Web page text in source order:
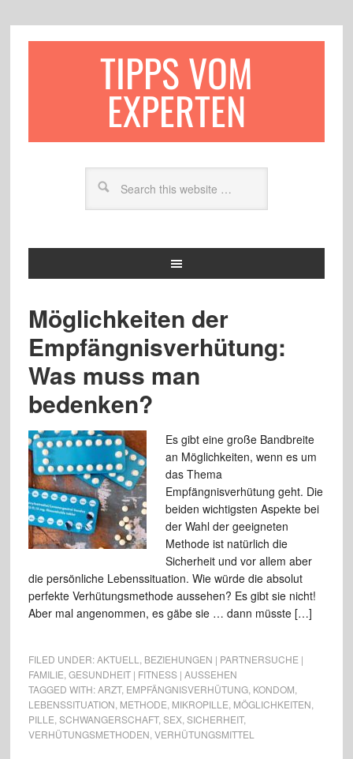
TIPPS VOM
EXPERTEN
Möglichkeiten der
Empfängnisverhütung:
Was muss man
bedenken?
Es gibt eine große Bandbreite
an Möglichkeiten, wenn es um
das Thema
Empfängnisverhütung geht. Die
beiden wichtigsten Aspekte bei
der Wahl der geeigneten
Methode ist natürlich die
Sicherheit und vor allem aber
die persönliche Lebenssituation. Wie würde die absolut
perfekte Verhütungsmethode aussehen? Es gibt sie nicht!
Aber mal angenommen, es gäbe sie … dann müsste […]
FILED UNDER:AKTUELL
BEZIEHUNGEN | PARTNERSUCHE |
FAMILIE GESUNDHEIT | FITNESS | AUSSEHEN
TAGGED WITH:ARZT, EMPFÄNGNISVERHÜTUNG, KONDOM
LEBENSSITUATION METHODE MIKROPILLE MÖGLICHKEITEN
PILLE SCHWANGERSCHAFT, SEX, SICHERHEIT,
VERHÜTUNGSMETHODEN VERHÜTUNGSMITTEL